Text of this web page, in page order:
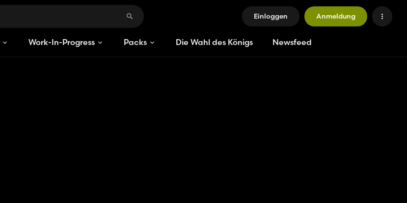
Einloggen Anmeldung
Work-In-Progress Packs Die Wahl des Königs Newsfeed